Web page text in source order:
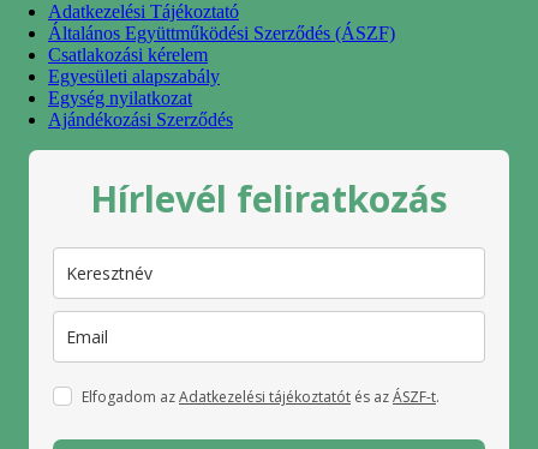
Adatkezelési Tájékoztató
Általános Együttműködési Szerződés (ÁSZF)
Csatlakozási kérelem
Egyesületi alapszabály
Egység nyilatkozat
Ajándékozási Szerződés
Hírlevél feliratkozás
Elfogadom azAdatkezelési tájékoztatót és azÁSZF-t.